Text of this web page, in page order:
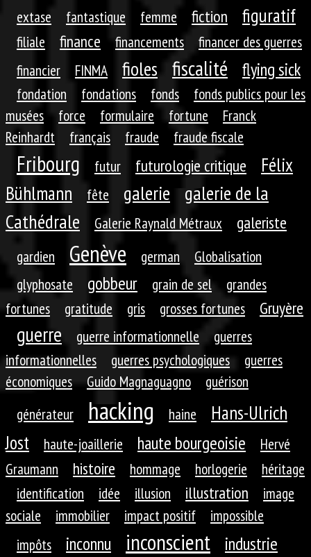
extase fantastique femme fiction figuratif
filiale finance financements
financer des guerres
financier
FINMA fioles fiscalité flying sick
fondation fondations fonds
fonds publics pour les
musées
force formulaire fortune
Franck
Reinhardt
français fraude fraude fiscale
Fribourg futur futurologie critique
Félix
Bühlmann
fête galerie
galerie de la
Cathédrale
Galerie Raynald Métraux galeriste
gardien Genève german
Globalisation
glyphosate
gobbeur grain de sel
grandes
fortunes
gratitude gris grosses fortunes Gruyère
guerre guerre informationnelle
guerres
informationnelles
guerres psychologiques
guerres
économiques
Guido Magnaguagno
guérison
générateur
hacking haine
Hans-Ulrich
Jost
haute-joaillerie haute bourgeoisie
Hervé
Graumann
histoire hommage horlogerie
héritage
identification
idée illusion illustration
image
sociale
immobilier impact positif
impossible
impôts
inconnu inconscient industrie